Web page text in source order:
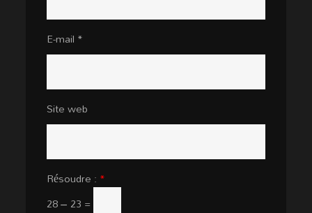
E-mail *
Site web
Résoudre : *
28 − 23 =